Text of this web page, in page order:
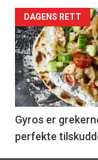
Forsiden
akkurat
nå
-
6
DAGENS RETT
Gyros er
perfekte